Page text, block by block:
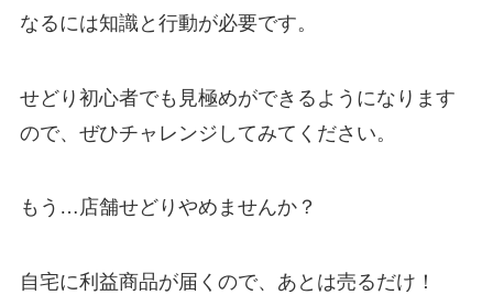
なるには知識と行動が必要です。
せどり初心者でも見極めができるようになります
ので、ぜひチャレンジしてみてください。
もう…店舗せどりやめませんか？
自宅に利益商品が届くので、あとは売るだけ！